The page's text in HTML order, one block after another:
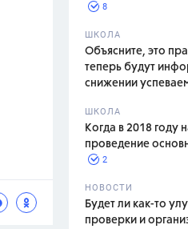
8
ШКОЛА
Объясните, это
теперь будут
снижении
ШКОЛА
Когда в 2018 году
проведение
2
НОВОСТИ
Будет ли как-то
проверки и